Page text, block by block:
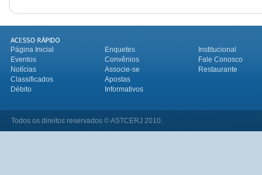
Página Inicial Enquetes
Institucional
Eventos
Convênios
Fale Conosco
Notícias
Associe-se
Restaurante
Classificados
Apostas
Débito
Informativos
Todos os direitos reservados © ASTCERJ 2010.